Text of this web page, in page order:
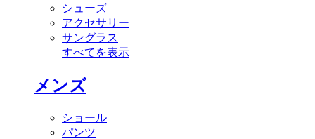
シューズ
アクセサリー
サングラス
すべてを表示
メンズ
ショール
パンツ